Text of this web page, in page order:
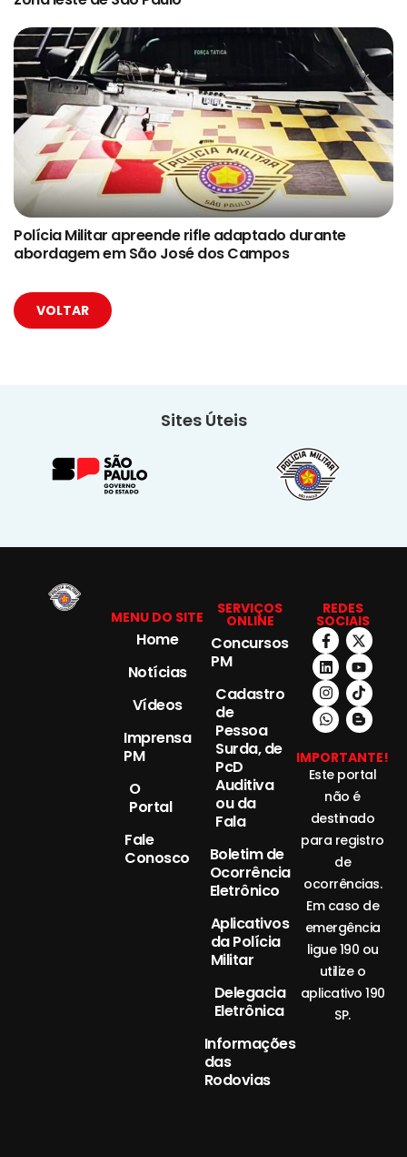
Polícia Militar apreende rifle adaptado durante
abordagem em São José dos Campos
VOLTAR
Sites Úteis
MENU DO SITE
Home
Notícias
Vídeos
Imprensa
PM
O
Portal
Fale
Conosco
SERVIÇOS
ONLINE
Concursos
PM
Cadastro
de
Pessoa
Surda, de
PcD
Auditiva
ou da
Fala
Boletim de
Ocorrência
Eletrônico
Aplicativos
da Polícia
Militar
Delegacia
Eletrônica
Informações
das
Rodovias
REDES
SOCIAIS
IMPORTANTE!
Este portal
não é
destinado
para registro
de
ocorrências.
Em caso de
emergência
ligue 190 ou
utilize o
aplicativo 190
SP.